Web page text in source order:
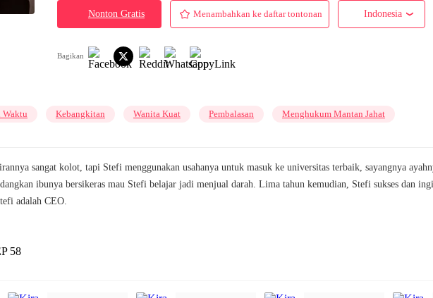
Nonton Gratis Menambahkan ke daftar tontonan Indonesia
Bagikan
Waktu Kebangkitan Wanita Kuat Pembalasan Menghukum Mantan Jahat
sangat kolot, tapi Stefi menggunakan usahanya untuk masuk ke universitas terbaik, sayangnya
ibunya bersikeras mau Stefi belajar jadi menjual darah. Lima tahun kemudian, Stefi sukses dan
adalah CEO.
58